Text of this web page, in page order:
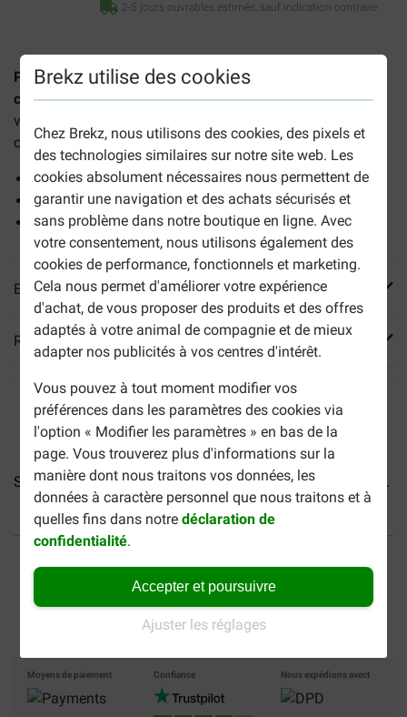
Brekz utilise des cookies
Chez Brekz, nous utilisons des cookies, des pixels et
des technologies similaires sur notre site web. Les
cookies absolument nécessaires nous permettent de
garantir une navigation et des achats sécurisés et
sans problème dans notre boutique en ligne. Avec
votre consentement, nous utilisons également des
cookies de performance, fonctionnels et marketing.
Cela nous permet d'améliorer votre expérience
d'achat, de vous proposer des produits et des offres
adaptés à votre animal de compagnie et de mieux
adapter nos publicités à vos centres d'intérêt.
Vous pouvez à tout moment modifier vos
préférences dans les paramètres des cookies via
l'option « Modifier les paramètres » en bas de la
page. Vous trouverez plus d'informations sur la
manière dont nous traitons vos données, les
données à caractère personnel que nous traitons et à
quelles fins dans notredéclaration de
confidentialité.
Accepter et poursuivre
Ajuster les réglages
2-5 jours ouvrables estimés, sauf indication contraire.
Prins NatureCare Saucisse de poulet sans céréales pour
chienest un aliment complet sans céréales à base de
viande (saucisse) et de poulet qui convient à tous les
chiens. Les avantages de ce produit :
Aliment sans céréales
Favorise la flore intestinale
Avec de l'huile de saumon, pour un pelage brillant
En savoir plus
Reviews
Saucisse Rodi au poulet et... Fokker Saucisse de poulet...
40% moins cher
69 €
Paiement sécurisé
Moyens de paiement Confiance Nous expédions avect